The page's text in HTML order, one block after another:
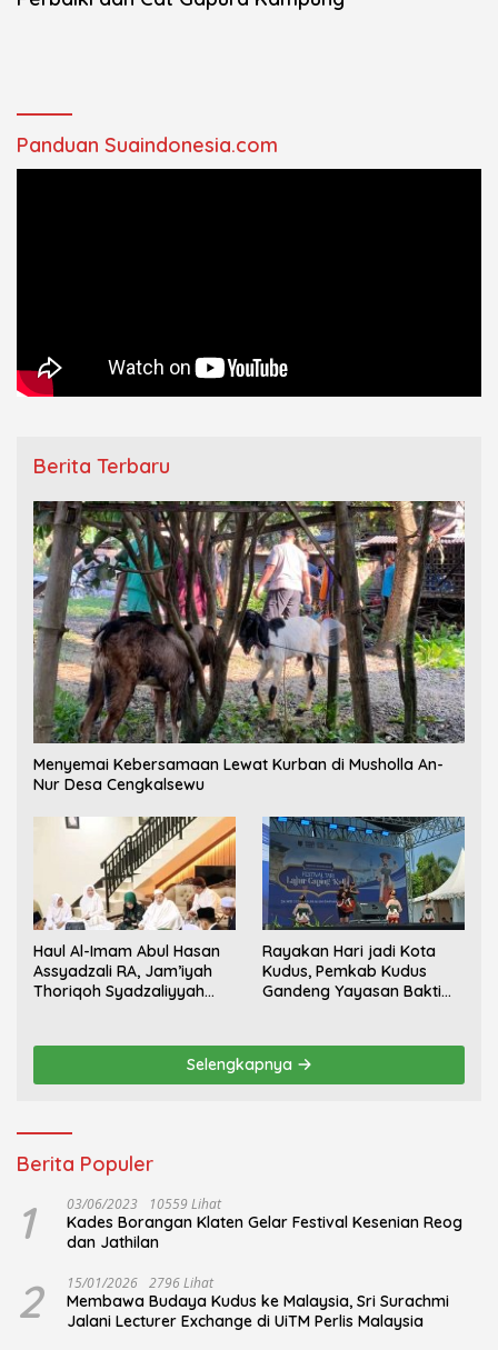
Panduan Suaindonesia.com
Berita Terbaru
Menyemai Kebersamaan Lewat Kurban di Musholla An-
Nur Desa Cengkalsewu
Haul Al-Imam Abul Hasan
Assyadzali RA, Jam’iyah
Thoriqoh Syadzaliyyah
Rayakan Hari jadi Kota
Kudus, Pemkab Kudus
Gandeng Yayasan Bakti
Selengkapnya
Berita Populer
1 03/06/2023 10559 Lihat
Kades Borangan Klaten Gelar Festival Kesenian Reog
dan Jathilan
2 15/01/2026 2796 Lihat
Membawa Budaya Kudus ke Malaysia, Sri Surachmi
Jalani Lecturer Exchange di UiTM Perlis Malaysia